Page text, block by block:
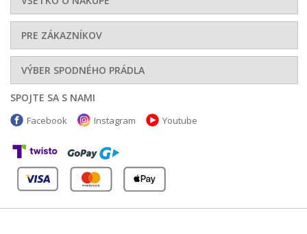
PRE ZÁKAZNÍKOV
VÝBER SPODNÉHO PRÁDLA
SPOJTE SA S NAMI
Facebook Instagram Youtube